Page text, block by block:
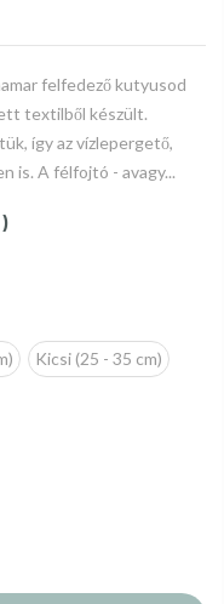
felfedező kutyusod
textilből készült.
így az vízlepergető,
is. A félfojtó - avagy...
Kicsi (25 - 35 cm)